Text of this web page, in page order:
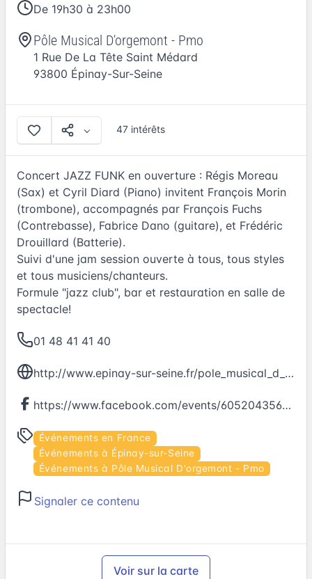
De 19h30 à 23h00
Pôle Musical D'orgemont - Pmo
1 Rue De La Tête Saint Médard
93800 Épinay-Sur-Seine
47 intérêts
Concert JAZZ FUNK en ouverture : Régis Moreau
(Sax) et Cyril Diard (Piano) invitent François Morin
(trombone), accompagnés par François Fuchs
(Contrebasse), Fabrice Dano (guitare), et Frédéric
Drouillard (Batterie).
Suivi d'une jam session ouverte à tous, tous styles
et tous musiciens/chanteurs.
Formule "jazz club", bar et restauration en salle de
spectacle!
01 48 41 41 40
http://www.epinay-sur-seine.fr/pole_musical_d_orgemont.html
https://www.facebook.com/events/605204356333427
Événements en France
Événements à Épinay-sur-Seine
Événements à Pôle Musical D'orgemont - Pmo
Signaler ce contenu
Voir sur la carte